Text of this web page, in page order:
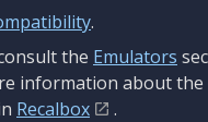
.
the Emulators
information about the
Recalbox
.